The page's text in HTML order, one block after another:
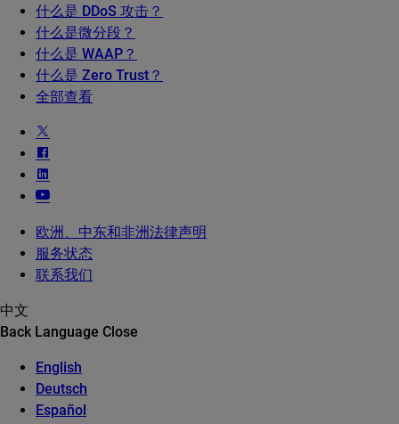
什么是 DDoS 攻击？
什么是微分段？
什么是 WAAP？
什么是 Zero Trust？
全部查看
欧洲、中东和非洲法律声明
服务状态
联系我们
中文
Back Language Close
English
Deutsch
Español